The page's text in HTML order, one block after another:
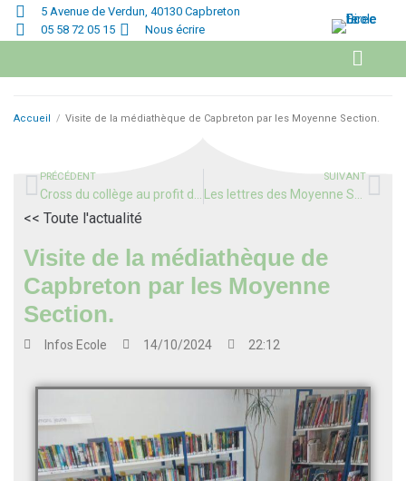
5 Avenue de Verdun, 40130 Capbreton
05 58 72 05 15
Nous écrire
Accueil / Visite de la médiathèque de Capbreton par les Moyenne Section.
PRÉCÉDENT SUIVANT
<< Toute l'actualité
Visite de la médiathèque de
Capbreton par les Moyenne
Section.
Infos Ecole 14/10/2024 22:12